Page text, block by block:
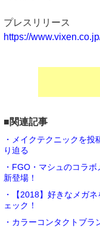
プレスリリース
https://
■関連記事
・メイクテクニックを
り迫る
・FGO・マシュのコラ
新登場！
・【2018】好きなメガ
ェック！
・カラーコンタクトブ